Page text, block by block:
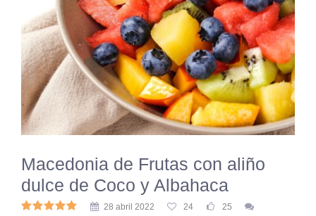
Macedonia de Frutas con aliño
dulce de Coco y Albahaca
28 abril 2022 24
25